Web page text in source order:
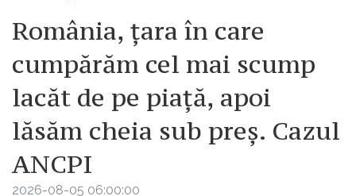
România, țara în care
cumpărăm cel mai scump
lacăt de pe piață, apoi
lăsăm cheia sub preș. Cazul
ANCPI
2026-08-05 06:00:00